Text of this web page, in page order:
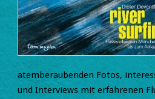
atemberaubenden Fotos,
und Interviews mit erfahrenen